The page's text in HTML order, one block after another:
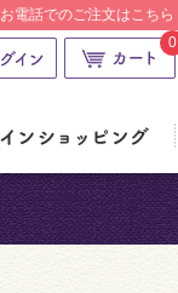
0
お電話でのご注文はこちら